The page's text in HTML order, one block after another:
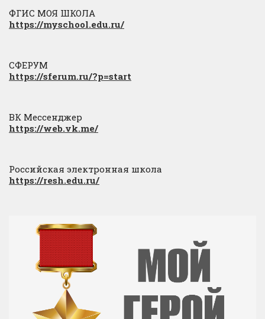
ФГИС МОЯ ШКОЛА
https://myschool.edu.ru/
СФЕРУМ
https://sferum.ru/?p=start
ВК Мессенджер
https://web.vk.me/
Российская электронная школа
https://resh.edu.ru/